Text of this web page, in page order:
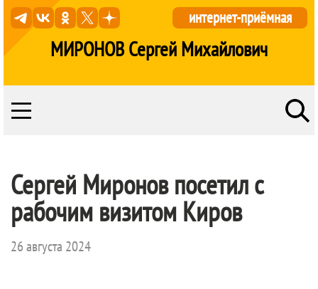
МИРОНОВ Сергей Михайлович
интернет-приёмная
Сергей Миронов посетил с
рабочим визитом Киров
26 августа 2024